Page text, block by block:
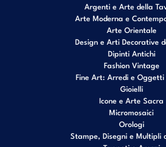
Argenti e Arte della
Arte Moderna e
Arte Orientale
Design e Arti Decorative
Dipinti Antichi
Fashion Vintage
Fine Art: Arredi e Oggetti
Gioielli
Icone e Arte Sacra
Micromosaici
Orologi
Stampe, Disegni e Multipli